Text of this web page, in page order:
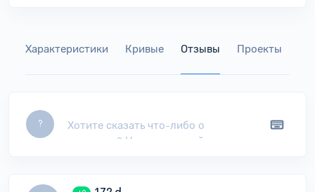
Характеристики Кривые Отзывы Проекты
?